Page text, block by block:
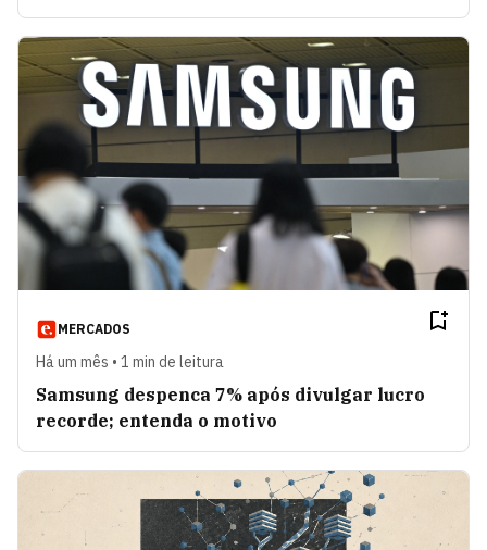
MERCADOS
Há um mês • 1 min de leitura
Samsung despenca 7% após divulgar lucro
recorde; entenda o motivo